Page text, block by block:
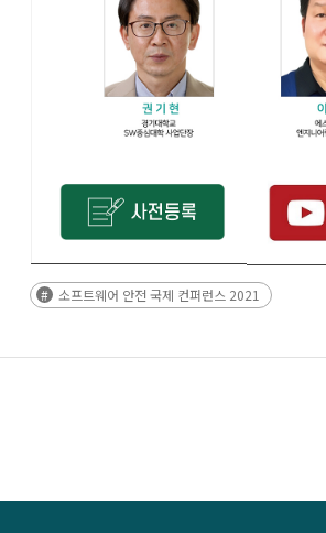
소프트웨어 안전 국제 컨퍼런스 2021